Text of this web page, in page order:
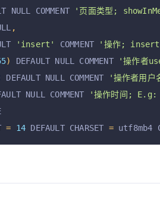
NULL COMMENT '页面类型;
,
'insert' COMMENT '操作;
) DEFAULT NULL COMMENT '操作者
DEFAULT NULL COMMENT '操作者用户
NULL COMMENT '操作时间; E.g:
= 14 DEFAULT CHARSET = utf8mb4